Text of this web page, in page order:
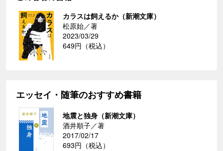
カラスは飼えるか（新潮文庫）
松原始／著
2023/03/29
649円（税込）
エッセイ・随筆のおすすめ書籍
地震と独身（新潮文庫）
酒井順子／著
2017/02/17
693円（税込）